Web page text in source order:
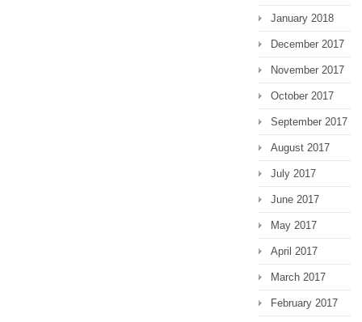
January 2018
December 2017
November 2017
October 2017
September 2017
August 2017
July 2017
June 2017
May 2017
April 2017
March 2017
February 2017